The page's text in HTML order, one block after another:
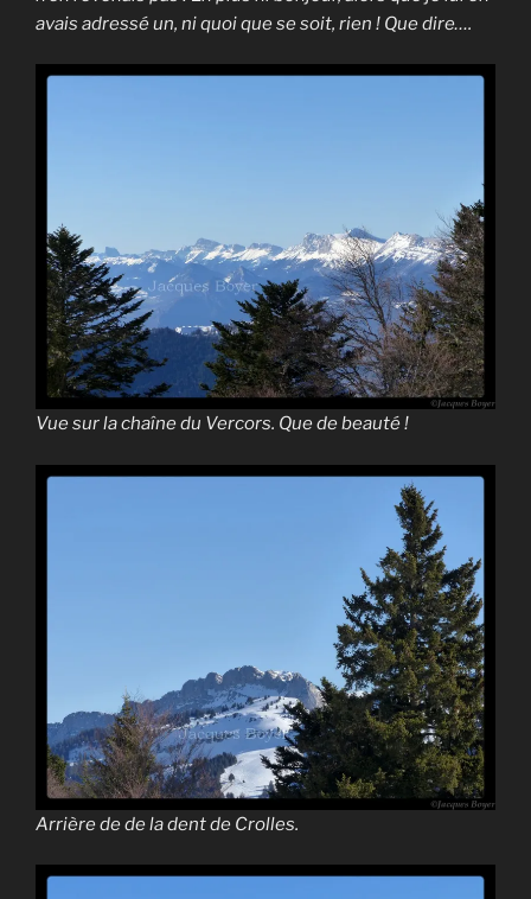
avais adressé un, ni quoi que se soit, rien ! Que dire….
Vue sur la chaîne du Vercors. Que de beauté !
Arrière de de la dent de Crolles.